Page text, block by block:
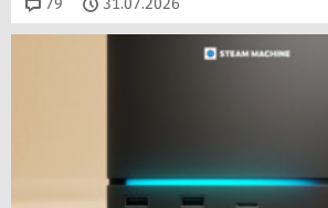
79 31.07.2026